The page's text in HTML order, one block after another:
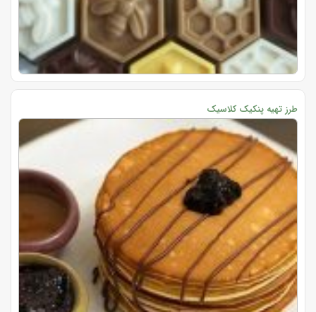
طرز تهیه پنکیک کلاسیک